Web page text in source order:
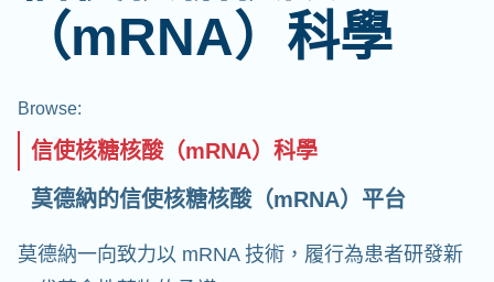
（mRNA）科學
Browse:
信使核糖核酸（mRNA）科學
莫德納的信使核糖核酸（mRNA）平台
莫德納一向致力以 mRNA 技術，履行為患者研發新